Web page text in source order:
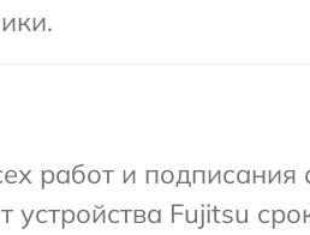
работ и
устройства Fujitsu